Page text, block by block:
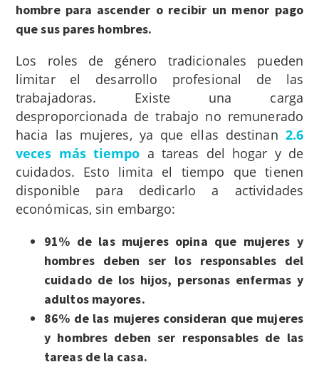
hombre para ascender o recibir un menor pago
que sus pares hombres.
Los roles de género tradicionales pueden
limitar el desarrollo profesional de las
trabajadoras. Existe una carga
desproporcionada de trabajo no remunerado
hacia las mujeres, ya que ellas destinan 2.6
veces más tiempo a tareas del hogar y de
cuidados. Esto limita el tiempo que tienen
disponible para dedicarlo a actividades
económicas, sin embargo:
91% de las mujeres opina que mujeres y
hombres deben ser los responsables del
cuidado de los hijos, personas enfermas y
adultos mayores.
86% de las mujeres consideran que mujeres
y hombres deben ser responsables de las
tareas de la casa.